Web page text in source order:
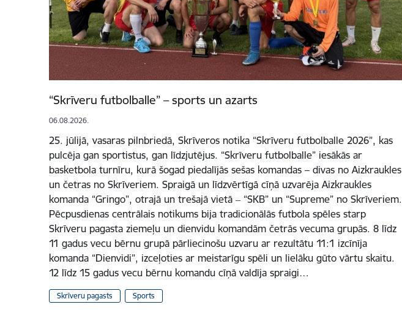
“Skrīveru futbolballe” – sports un azarts
06.08.2026.
25. jūlijā, vasaras pilnbriedā, Skrīveros notika “Skrīveru futbolballe 2026”, kas
pulcēja gan sportistus, gan līdzjutējus. “Skrīveru futbolballe” iesākās ar
basketbola turnīru, kurā šogad piedalījās sešas komandas – divas no Aizkraukles
un četras no Skrīveriem. Spraigā un līdzvērtīgā cīņā uzvarēja Aizkraukles
komanda “Gringo”, otrajā un trešajā vietā ‒ “SKB” un “Supreme” no Skrīveriem.
Pēcpusdienas centrālais notikums bija tradicionālās futbola spēles starp
Skrīveru pagasta ziemeļu un dienvidu komandām četrās vecuma grupās. 8 līdz
11 gadus vecu bērnu grupā pārliecinošu uzvaru ar rezultātu 11:1 izcīnīja
komanda “Dienvidi”, izceļoties ar meistarīgu spēli un lielāku gūto vārtu skaitu.
12 līdz 15 gadus vecu bērnu komandu cīņā valdīja spraigi…
Skrīveru pagasts Sports